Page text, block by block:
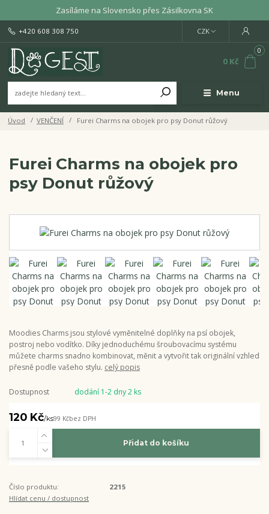
Zasíláme na Slovensko přes Zásilkovna SK
Menu
CZK
+420 608 308 750
0
0 Kč
Úvod VENČENÍ Furei Charms na obojek pro psy Donut růžový
Furei Charms na obojek pro
psy Donut růžový
Moodies Charms jsou stylové vyměnitelné doplňky na psí obojek,
postroj nebo vodítko. Díky jednoduchému šroubovacímu systému
můžete charms snadno kombinovat, měnit a vytvořit tak originální vzhled
přesně podle vašeho stylu. celý popis
Dostupnost dodání 1-2 dny 2 ks
120 Kč/ks99 Kčbez DPH
Přidat do košíku
Číslo produktu:
2215
Hlídat cenu / dostupnost